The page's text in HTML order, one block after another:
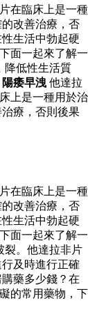
在臨床上是一種
改善治療，否
生活中勃起硬
面一起來了解一
降低性生活質
陽痿早洩 他達拉
上是一種用於治
療，否則後果
在臨床上是一種
改善治療，否
生活中勃起硬
面一起來了解一
裂。他達拉非片
及時進行正確
藥多少錢？在
的常用藥物，下